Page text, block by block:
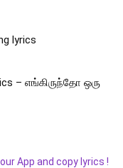
lyrics
– எங்கிருந்தோ ஒரு
App and copy lyrics !